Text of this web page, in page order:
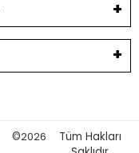
©2026
Tüm Hakları